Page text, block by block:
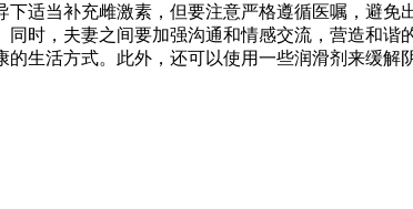
适当补充雌激素，但要注意严格遵循医嘱，避
时，夫妻之间要加强沟通和情感交流，营造和
生活方式。此外，还可以使用一些润滑剂来缓解